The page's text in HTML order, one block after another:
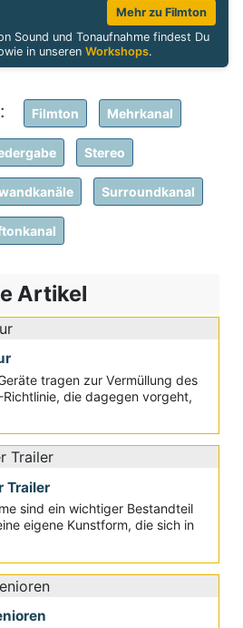
Mehr zu Filmton
Sound und Tonaufnahme findest Du
in unserenWorkshops.
Filmton Mehrkanal
Stereo
Surroundkanal
Artikel
tragen zur Vermüllung des
Richtlinie, die dagegen vorgeht,
Trailer
sind ein wichtiger Bestandteil
eigene Kunstform, die sich in